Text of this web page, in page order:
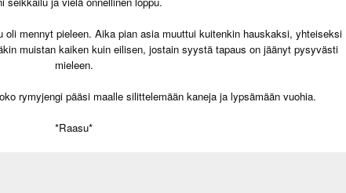
mennyt pieleen. Aika pian asia muuttui kuitenkin hauskaksi, yhteiseksi
muistan kaiken kuin eilisen, jostain syystä tapaus on jäänyt pysyvästi
mieleen.
rymyjengi pääsi maalle silittelemään kaneja ja lypsämään vuohia.
*Raasu*